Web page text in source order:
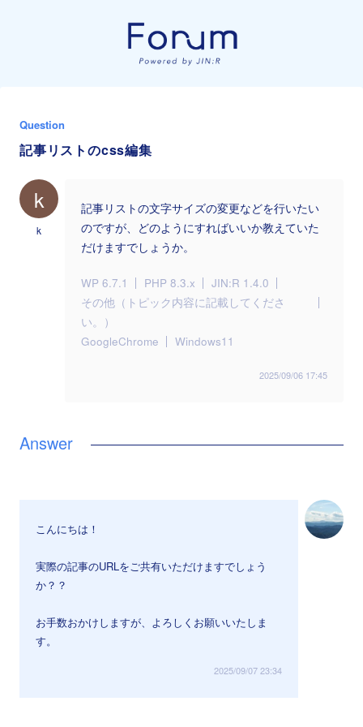
Question
記事リストのcss編集
k
k
記事リストの文字サイズの変更などを行いたい
のですが、どのようにすればいいか教えていた
だけますでしょうか。
WP 6.7.1 PHP 8.3.x
JIN:R 1.4.0
その他（トピック内容に記載してくださ
い。）
GoogleChrome
Windows11
2025/09/06 17:45
こんにちは！
実際の記事のURLをご共有いただけますでしょう
か？？
お手数おかけしますが、よろしくお願いいたしま
す。
2025/09/07 23:34